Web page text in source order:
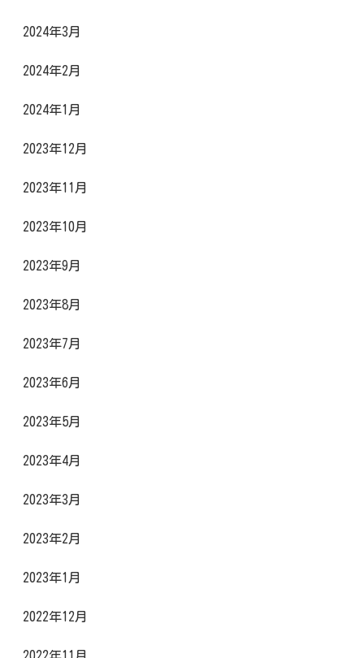
2024年3月
2024年2月
2024年1月
2023年12月
2023年11月
2023年10月
2023年9月
2023年8月
2023年7月
2023年6月
2023年5月
2023年4月
2023年3月
2023年2月
2023年1月
2022年12月
2022年11月